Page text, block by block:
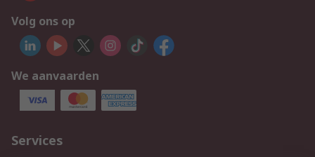
Volg ons op
We aanvaarden
Services